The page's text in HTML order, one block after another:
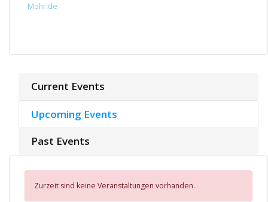
Mohr.de
Current Events
Upcoming Events
Past Events
Zurzeit sind keine Veranstaltungen vorhanden.